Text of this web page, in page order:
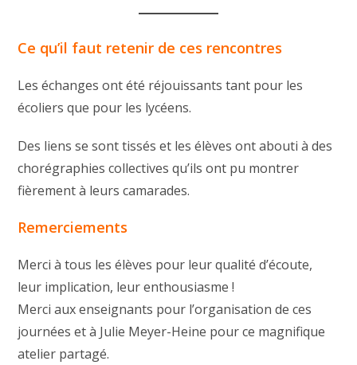
Ce qu’il faut retenir de ces rencontres
Les échanges ont été réjouissants tant pour les
écoliers que pour les lycéens.
Des liens se sont tissés et les élèves ont abouti à des
chorégraphies collectives qu’ils ont pu montrer
fièrement à leurs camarades.
Remerciements
Merci à tous les élèves pour leur qualité d’écoute,
leur implication, leur enthousiasme !
Merci aux enseignants pour l’organisation de ces
journées et à Julie Meyer-Heine pour ce magnifique
atelier partagé.